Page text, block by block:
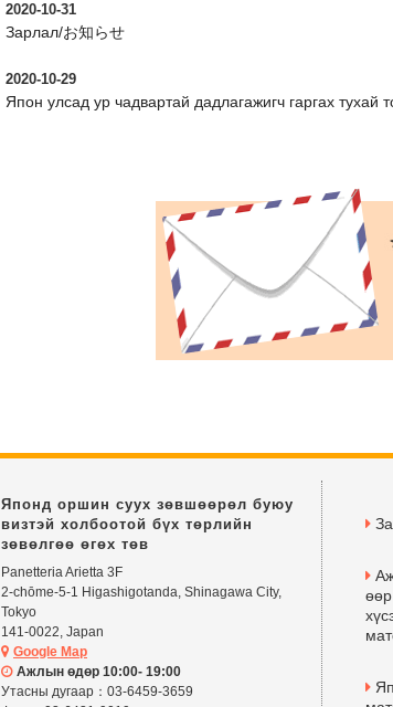
2020-10-31
Зарлал/お知らせ
2020-10-29
Япон улсад ур чадвартай дадлагажигч гаргах
Японд оршин суух зөвшөөрөл буюу
визтэй холбоотой бүх төрлийн
зөвөлгөө өгөх төв
Panetteria Arietta 3F
2-chōme-5-1 Higashigotanda, Shinagawa City,
Tokyo
141-0022, Japan
Google Map
Ажлын өдөр 10:00- 19:00
Утасны дугаар：03-6459-3659